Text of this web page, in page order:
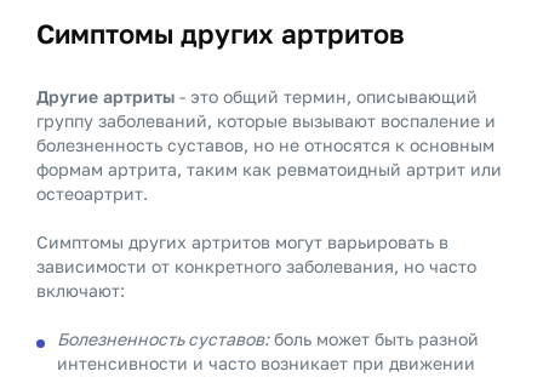
Симптомы других артритов
Другие артриты - это общий термин, описывающий
группу заболеваний, которые вызывают воспаление и
болезненность суставов, но не относятся к основным
формам артрита, таким как ревматоидный артрит или
остеоартрит.
Симптомы других артритов могут варьировать в
зависимости от конкретного заболевания, но часто
включают:
Болезненность суставов:боль может быть разной
интенсивности и часто возникает при движении